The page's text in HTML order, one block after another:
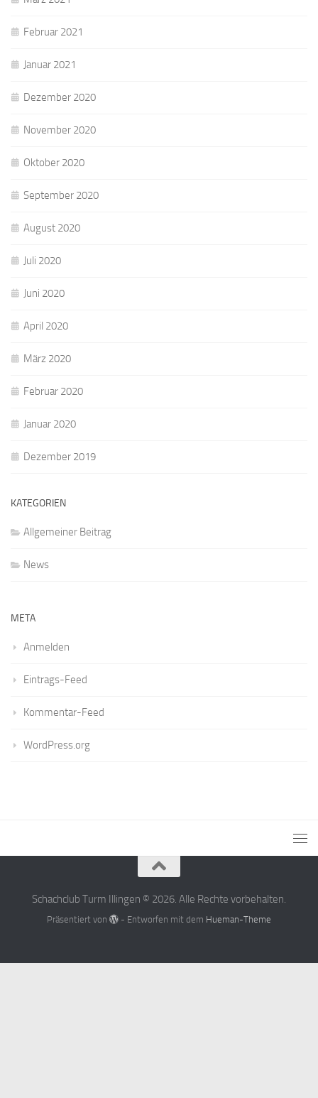
Februar 2021
Januar 2021
Dezember 2020
November 2020
Oktober 2020
September 2020
August 2020
Juli 2020
Juni 2020
April 2020
März 2020
Februar 2020
Januar 2020
Dezember 2019
KATEGORIEN
Allgemeiner Beitrag
News
META
Anmelden
Eintrags-Feed
Kommentar-Feed
WordPress.org
Schachclub Turm Illingen © 2026. Alle Rechte vorbehalten.
Präsentiert von - Entworfen mit dem Hueman-Theme